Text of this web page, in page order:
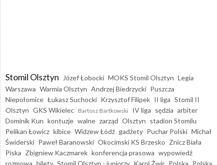
Stomil Olsztyn Józef Łobocki MOKS Stomil Olsztyn Legia
Warszawa Warmia Olsztyn Andrzej Biedrzycki Puszcza
Niepołomice Łukasz Suchocki Krzysztof Filipek II liga Stomil II
Olsztyn GKS Wikielec Bartosz Bartkowski IV liga sędzia arbiter
Dominik Kun kontuzje walne zarząd Olsztyn stadion Stomilu
Pelikan Łowicz kibice Widzew Łódź gadżety Puchar Polski Michał
Świderski Paweł Baranowski Okocimski KS Brzesko Znicz Biała
Piska Zbigniew Kaczmarek konferencja prasowa wypowiedź
rozmowa bilety Stomil Olsztyn - juniorzy Karol Żwir Polska Polska